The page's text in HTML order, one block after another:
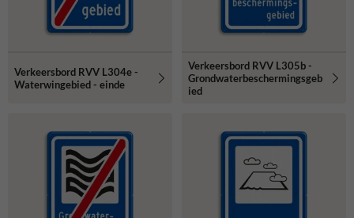
Verkeersbord RVV L304e -
Waterwingebied - einde
Verkeersbord RVV L305b -
Grondwaterbeschermingsgeb
ied